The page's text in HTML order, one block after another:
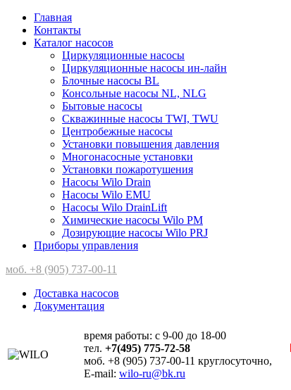
Главная
Контакты
Каталог насосов
Циркуляционные насосы
Циркуляционные насосы ин-лайн
Блочные насосы BL
Консольные насосы NL, NLG
Бытовые насосы
Скважинные насосы TWI, TWU
Центробежные насосы
Установки повышения давления
Многонасосные установки
Установки пожаротушения
Насосы Wilo Drain
Насосы Wilo EMU
Насосы Wilo DrainLift
Химические насосы Wilo PM
Дозирующие насосы Wilo PRJ
Приборы управления
моб. +8 (905) 737-00-11
Доставка насосов
Документация
время работы: с 9-00 до 18-00
тел. +7(495) 775-72-58
моб. +8 (905) 737-00-11 круглосуточно,
E-mail: wilo-ru@bk.ru